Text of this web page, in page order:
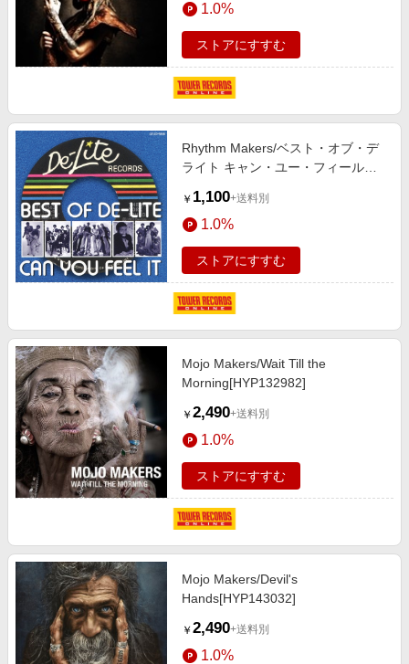
1.0%
ストアにすすむ
Rhythm Makers/ベスト・オブ・デ
ライト キャン・ユー・フィール・
￥ 1,100+送料別
1.0%
ストアにすすむ
Mojo Makers/Wait Till the
Morning[HYP132982]
￥ 2,490+送料別
1.0%
ストアにすすむ
Mojo Makers/Devil's
Hands[HYP143032]
￥ 2,490+送料別
1.0%